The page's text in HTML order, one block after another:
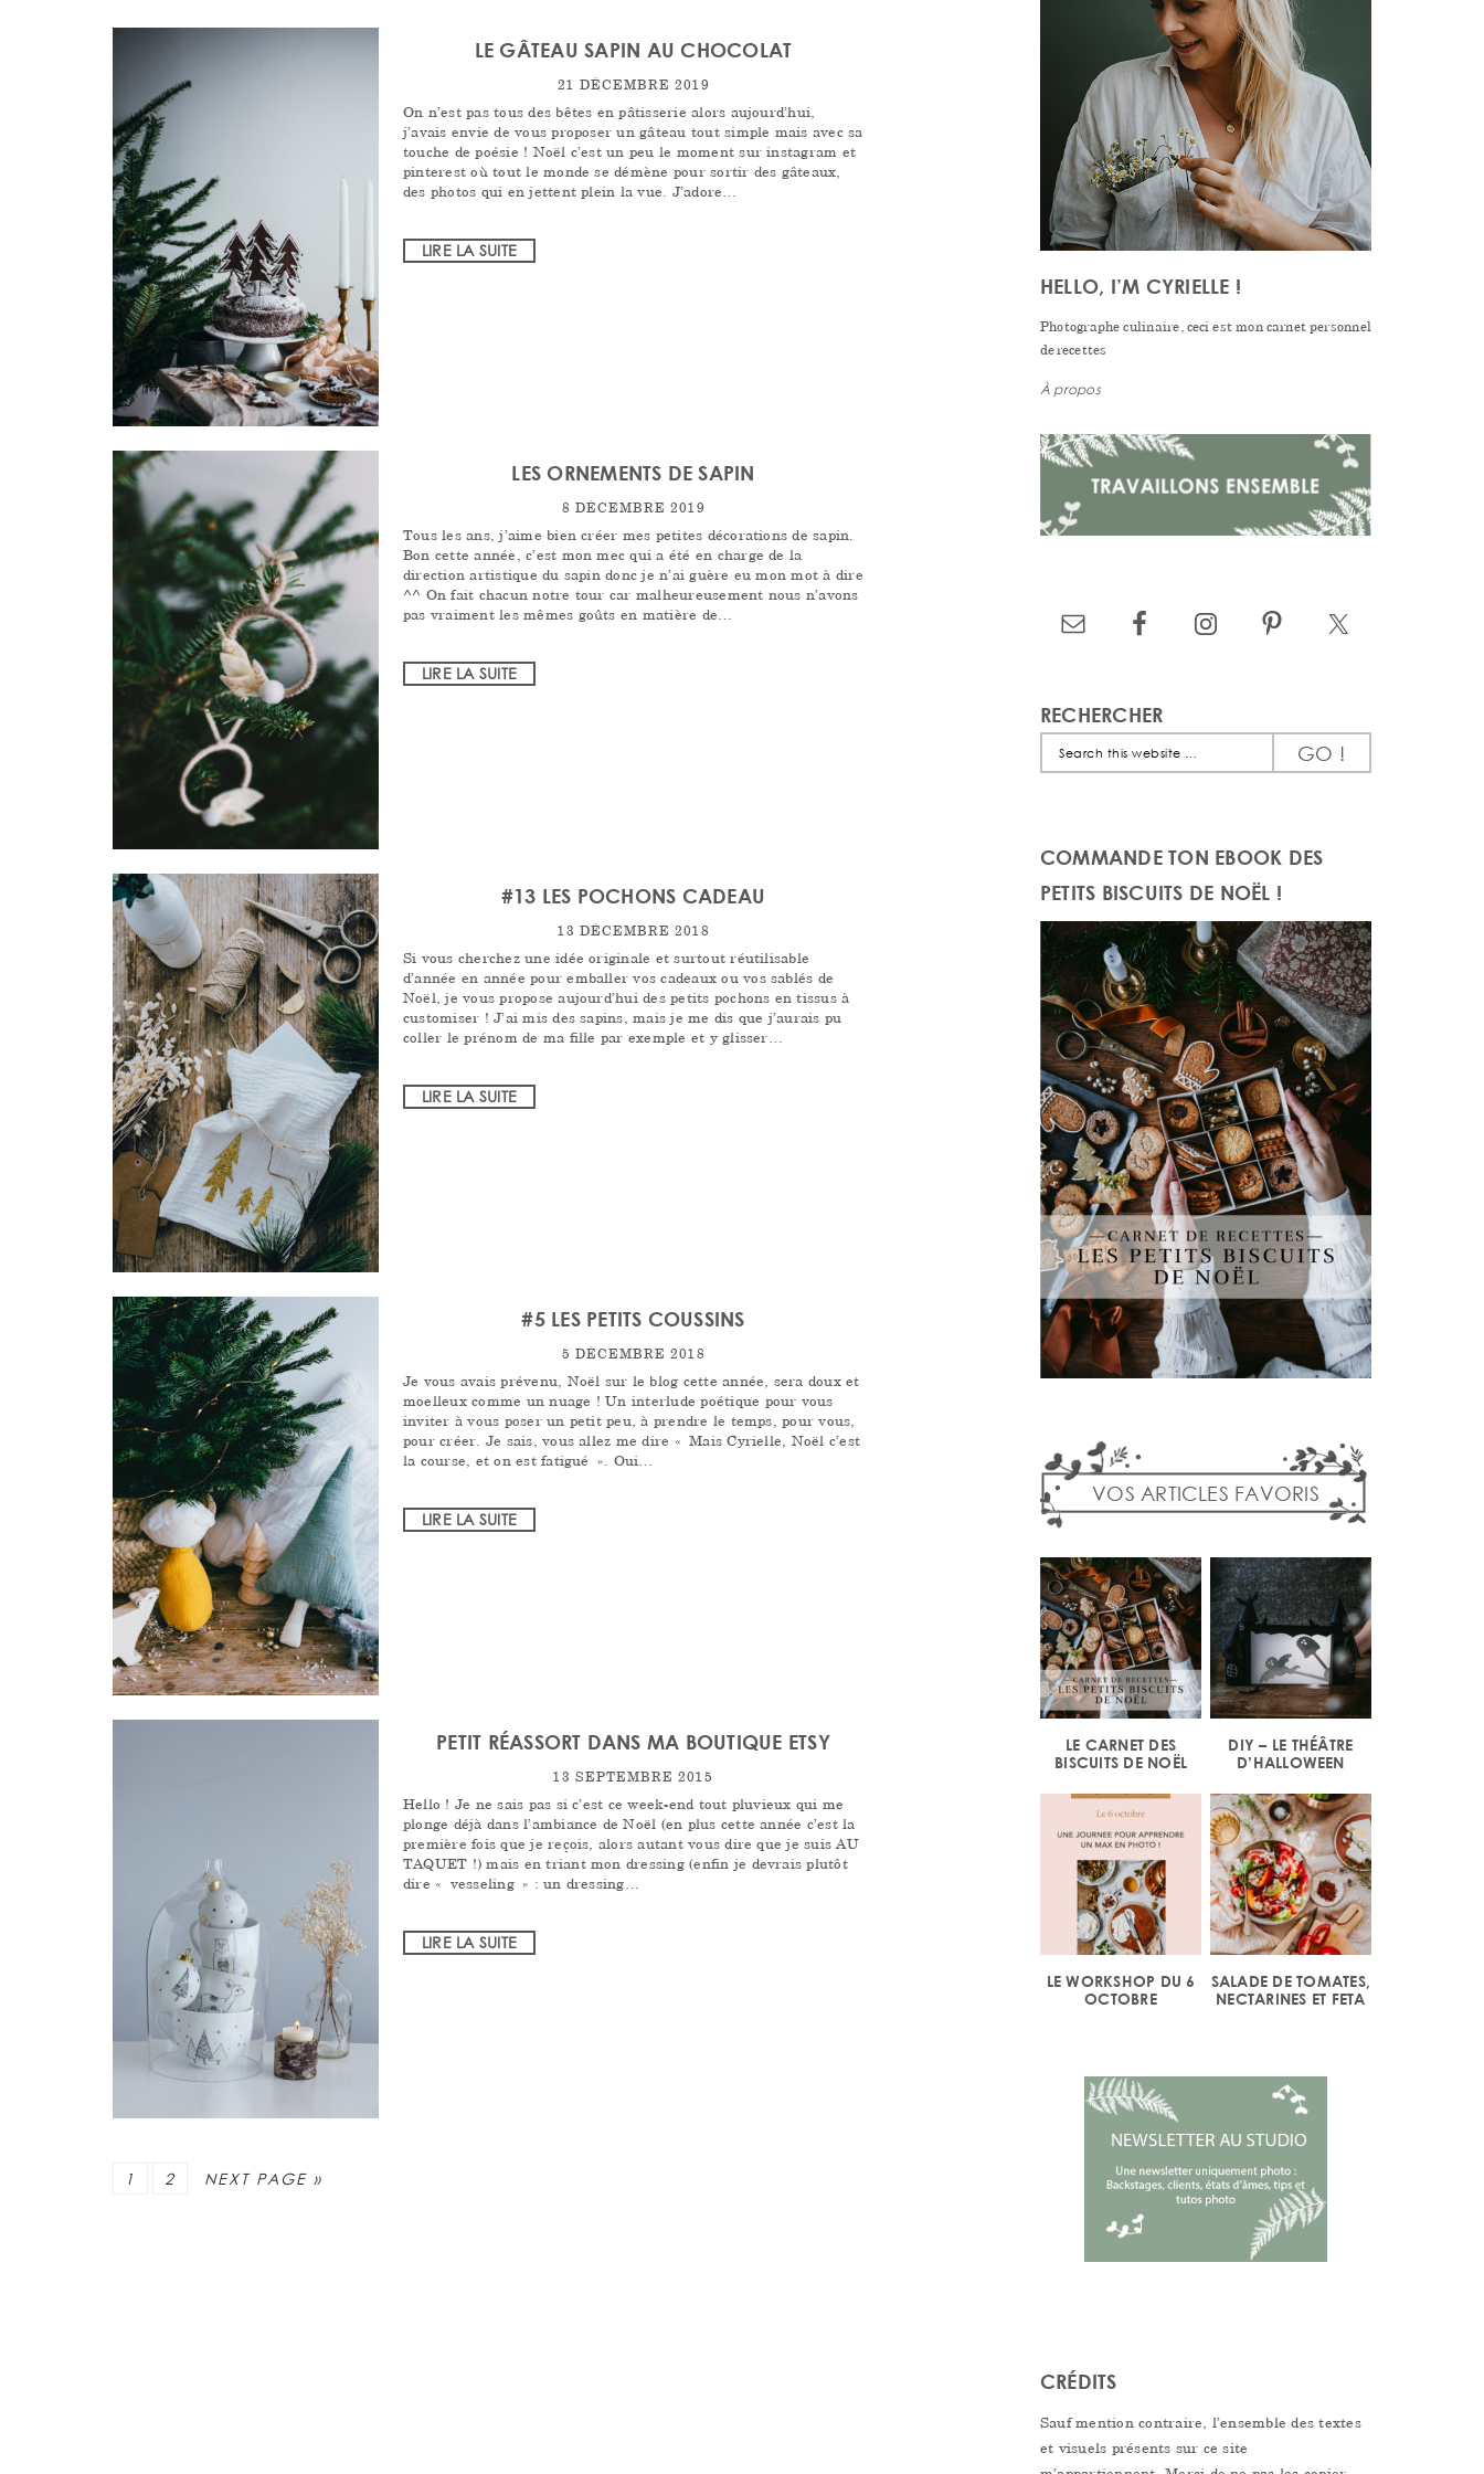
LE GÂTEAU SAPIN AU CHOCOLAT
21 DÉCEMBRE 2019
On n’est pas tous des bêtes en pâtisserie alors aujourd’hui,
j’avais envie de vous proposer un gâteau tout simple mais avec sa
touche de poésie ! Noël c’est un peu le moment sur instagram et
pinterest où tout le monde se démène pour sortir des gâteaux,
des photos qui en jettent plein la vue. J’adore…
LIRE LA SUITE
LES ORNEMENTS DE SAPIN
8 DÉCEMBRE 2019
Tous les ans, j’aime bien créer mes petites décorations de sapin.
Bon cette année, c’est mon mec qui a été en charge de la
direction artistique du sapin donc je n’ai guère eu mon mot à dire
^^ On fait chacun notre tour car malheureusement nous n’avons
pas vraiment les mêmes goûts en matière de…
LIRE LA SUITE
#13 LES POCHONS CADEAU
13 DÉCEMBRE 2018
Si vous cherchez une idée originale et surtout réutilisable
d’année en année pour emballer vos cadeaux ou vos sablés de
Noël, je vous propose aujourd’hui des petits pochons en tissus à
customiser ! J’ai mis des sapins, mais je me dis que j’aurais pu
coller le prénom de ma fille par exemple et y glisser…
LIRE LA SUITE
#5 LES PETITS COUSSINS
5 DÉCEMBRE 2018
Je vous avais prévenu, Noël sur le blog cette année, sera doux et
moelleux comme un nuage ! Un interlude poétique pour vous
inviter à vous poser un petit peu, à prendre le temps, pour vous,
pour créer. Je sais, vous allez me dire « Mais Cyrielle, Noël c’est
la course, et on est fatigué ». Oui…
LIRE LA SUITE
PETIT RÉASSORT DANS MA BOUTIQUE ETSY
13 SEPTEMBRE 2015
Hello ! Je ne sais pas si c’est ce week-end tout pluvieux qui me
plonge déjà dans l’ambiance de Noël (en plus cette année c’est la
première fois que je reçois, alors autant vous dire que je suis AU
TAQUET !) mais en triant mon dressing (enfin je devrais plutôt
dire « vesseling » : un dressing…
LIRE LA SUITE
PAGE
1 PAGE
2 NEXT PAGE »
HELLO, I’M CYRIELLE !
Photographe culinaire, ceci est mon carnet personnel
de recettes
À propos
RECHERCHER
COMMANDE TON EBOOK DES
PETITS BISCUITS DE NOËL !
VOS ARTICLES FAVORIS
LE CARNET DES
BISCUITS DE NOËL
DIY – LE THÉÂTRE
D’HALLOWEEN
LE WORKSHOP DU 6
OCTOBRE
SALADE DE TOMATES,
NECTARINES ET FETA
CRÉDITS
Sauf mention contraire, l’ensemble des textes
et visuels présents sur ce site